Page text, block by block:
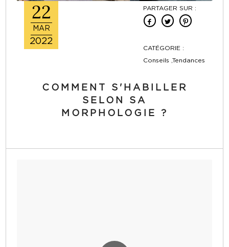
22
MAR
2022
PARTAGER SUR :
CATÉGORIE :
Conseils ,Tendances
COMMENT S'HABILLER
SELON SA
MORPHOLOGIE ?